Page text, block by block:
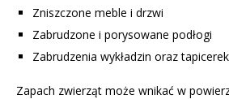
Zniszczone meble i drzwi
Zabrudzone i porysowane podłogi
Zabrudzenia wykładzin oraz tapicerek
Zapach zwierząt może wnikać w